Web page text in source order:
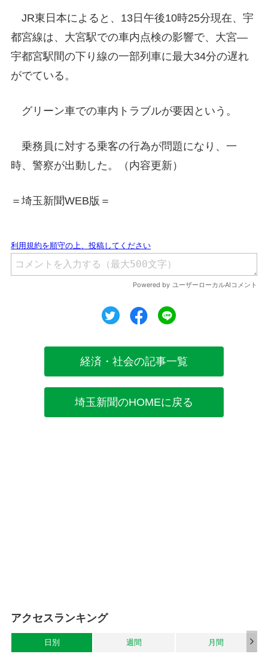
JR東日本によると、13日午後10時25分現在、宇
都宮線は、大宮駅での車内点検の影響で、大宮―
宇都宮駅間の下り線の一部列車に最大34分の遅れ
がでている。
グリーン車での車内トラブルが要因という。
乗務員に対する乗客の行為が問題になり、一
時、警察が出動した。（内容更新）
＝埼玉新聞WEB版＝
ツイートシェア
経済・社会の記事一覧
埼玉新聞のHOMEに戻る
アクセスランキング
日別 週間 月間